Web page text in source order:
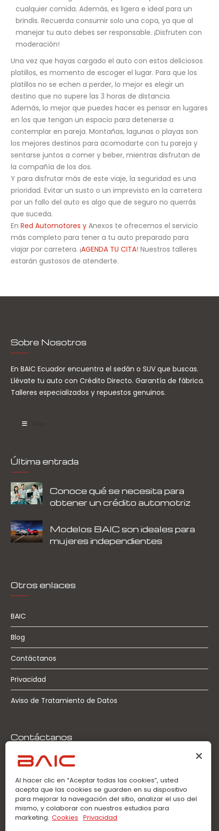
cualquier comida. Además, es ligera e ideal para un
brindis. Recuerda consumir solo una copa, ya que al
manejar tu auto debes ser responsable. ¡Disfruten con
moderación!
Una vez que hayas cargado el auto con estos deliciosos
platillos, es momento de escoger el lugar. Para que los
platillos no se echen a perder, lo mejor es elegir un
destino que no supere las 3 horas de distancia.
Además, lo mejor que puedes hacer es pensar en lugares
en los que tengan un espacio para detenerse a
contemplar en pareja. Montañas, lagunas o playas son
los mejores destinos para acomodarte con tu pareja y
sentarse juntos a comer y beber, mientras disfrutan de
la compañía de los dos.
Y para disfrutar más de este viaje, la seguridad es una
prioridad. Evitar un susto o un imprevisto en la carretera
por un fallo del auto es algo que de seguro no querrás
que suceda.
EnRed Automotores y Anexos te ofrecemos el servicio
más completo para tener a tu auto preparado para
viajar por carretera. ¡AGENDA TU CITA! Nuestros talleres
estarán gustosos de atenderte.
Sobre Nosotros
En BAIC Ecuador encuentra el sedán o SUV que buscas.
Llévate tu auto con Crédito Directo. Garantía de fábrica.
Talleres especializados y repuestos genuinos.
Última entrada
Conoce qué se necesita para
obtener un crédito automotriz
Modelos BAIC son ideales para
mujeres independientes
Otros enlaces
BAIC
Blog
Contáctanos
Privacidad
Aviso de Tratamiento de Datos
Contáctanos
Llamadas:
0963360021
WhatsApp:
0963360021
Al hacer clic en “Aceptar todas las cookies”, usted
acepta que las cookies se guarden en su dispositivo
para mejorar la navegación del sitio, analizar el uso del
mismo, y colaborar con nuestros estudios para
marketing. Cookies Privacidad